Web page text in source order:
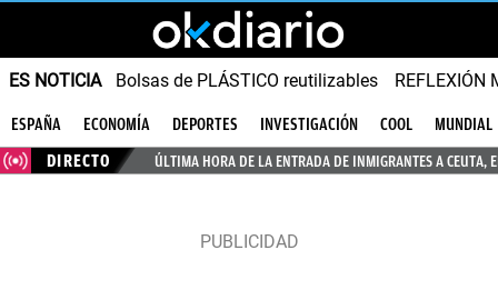
ES NOTICIA Bolsas de PLÁSTICO reutilizables REFLEXIÓN
ESPAÑA ECONOMÍA DEPORTES INVESTIGACIÓN COOL
MUNDIAL
DIRECTO
ÚLTIMA HORA DE LA ENTRADA DE INMIGRANTES A CEUTA,